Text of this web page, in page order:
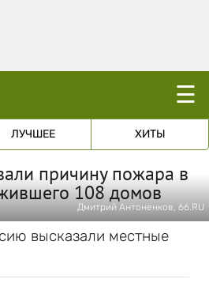
☰
ЛУЧШЕЕ ХИТЫ
причину пожара в
108 домов
Дмитрий Антоненков, 66.RU
высказали местные